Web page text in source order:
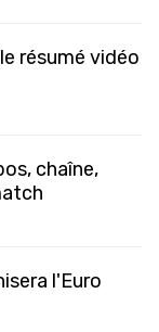
résumé vidéo
chaîne,
l'Euro